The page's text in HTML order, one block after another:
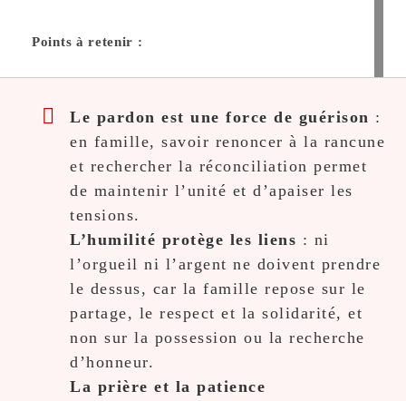
Points à retenir :
Le pardon est une force de guérison :
en famille, savoir renoncer à la rancune
et rechercher la réconciliation permet
de maintenir l’unité et d’apaiser les
tensions.
L’humilité protège les liens : ni
l’orgueil ni l’argent ne doivent prendre
le dessus, car la famille repose sur le
partage, le respect et la solidarité, et
non sur la possession ou la recherche
d’honneur.
La prière et la patience